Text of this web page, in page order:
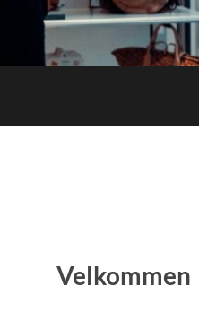
Velkommen